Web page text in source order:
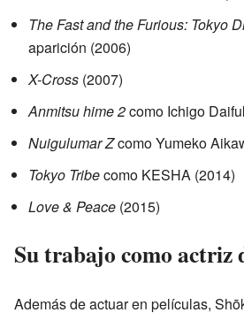
The Fast and the Furious: Tokyo
aparición (2006)
X-Cross (2007)
Anmitsu hime 2como Ichigo
Nuigulumar Zcomo Yumeko
Tokyo Tribecomo KESHA (2014)
Love & Peace (2015)
Su trabajo como actriz
Además de actuar en películas,